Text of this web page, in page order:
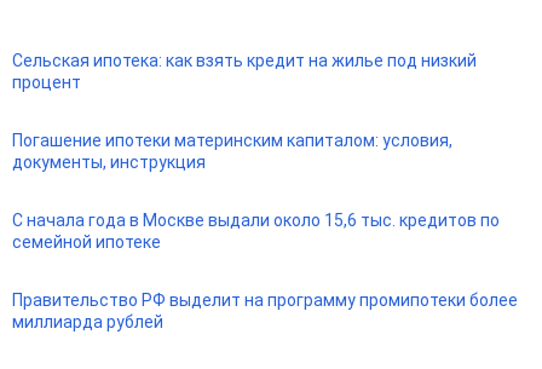
Сельская ипотека: как взять кредит на жилье под низкий
процент
Погашение ипотеки материнским капиталом: условия,
документы, инструкция
С начала года в Москве выдали около 15,6 тыс. кредитов по
семейной ипотеке
Правительство РФ выделит на программу промипотеки более
миллиарда рублей